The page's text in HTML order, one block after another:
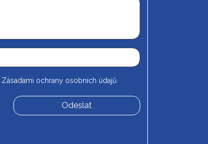
Zásadami ochrany osobních údajů
Odeslat